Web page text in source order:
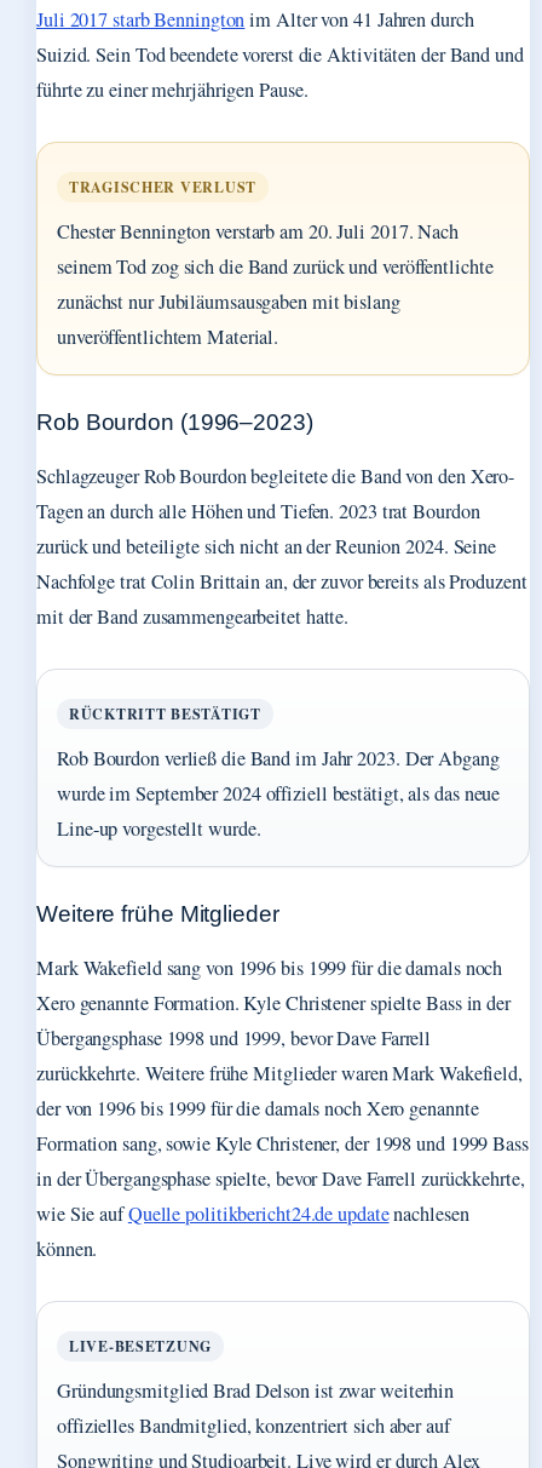
Juli 2017 starb Benningtonim Alter von 41 Jahren durch
Suizid. Sein Tod beendete vorerst die Aktivitäten der Band und
führte zu einer mehrjährigen Pause.
TRAGISCHER VERLUST
Chester Bennington verstarb am 20. Juli 2017. Nach
seinem Tod zog sich die Band zurück und veröffentlichte
zunächst nur Jubiläumsausgaben mit bislang
unveröffentlichtem Material.
Rob Bourdon (1996–2023)
Schlagzeuger Rob Bourdon begleitete die Band von den Xero-
Tagen an durch alle Höhen und Tiefen. 2023 trat Bourdon
zurück und beteiligte sich nicht an der Reunion 2024. Seine
Nachfolge trat Colin Brittain an, der zuvor bereits als Produzent
mit der Band zusammengearbeitet hatte.
RÜCKTRITT BESTÄTIGT
Rob Bourdon verließ die Band im Jahr 2023. Der Abgang
wurde im September 2024 offiziell bestätigt, als das neue
Line-up vorgestellt wurde.
Weitere frühe Mitglieder
Mark Wakefield sang von 1996 bis 1999 für die damals noch
Xero genannte Formation. Kyle Christener spielte Bass in der
Übergangsphase 1998 und 1999, bevor Dave Farrell
zurückkehrte. Weitere frühe Mitglieder waren Mark Wakefield,
der von 1996 bis 1999 für die damals noch Xero genannte
Formation sang, sowie Kyle Christener, der 1998 und 1999 Bass
in der Übergangsphase spielte, bevor Dave Farrell zurückkehrte,
wie Sie aufQuelle politikbericht24.de updatenachlesen
können.
LIVE-BESETZUNG
Gründungsmitglied Brad Delson ist zwar weiterhin
offizielles Bandmitglied, konzentriert sich aber auf
Songwriting und Studioarbeit. Live wird er durch Alex